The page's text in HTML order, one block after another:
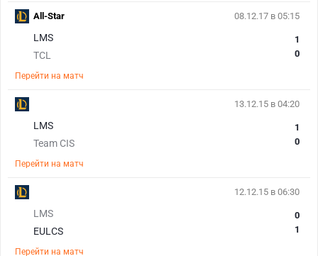
08.12.17 в 05:15
LMS
TCL
1
0
Перейти на матч
All-Star
13.12.15 в 04:20
LMS
Team CIS
1
0
Перейти на матч
12.12.15 в 06:30
LMS
EULCS
0
1
Перейти на матч